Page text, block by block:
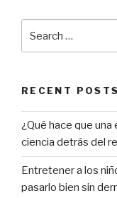
for:
RECENT POSTS
¿Qué hace que
ciencia detrás del
Entretener a los
pasarlo bien sin